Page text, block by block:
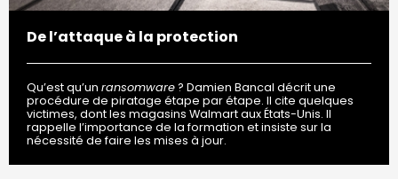
De l’attaque à la protection
Qu’est qu’un ransomware ? Damien Bancal décrit une
procédure de piratage étape par étape. Il cite quelques
victimes, dont les magasins Walmart aux États-Unis. Il
rappelle l’importance de la formation et insiste sur la
nécessité de faire les mises à jour.